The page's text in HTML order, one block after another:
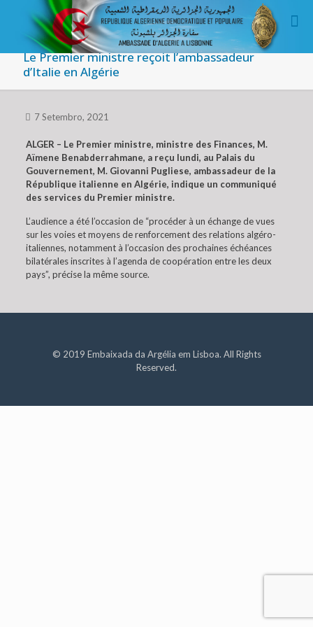
Le Premier ministre reçoit l’ambassadeur
d’Italie en Algérie
7 Setembro, 2021
ALGER – Le Premier ministre, ministre des Finances, M.
Aïmene Benabderrahmane, a reçu lundi, au Palais du
Gouvernement, M. Giovanni Pugliese, ambassadeur de la
République italienne en Algérie, indique un communiqué
des services du Premier ministre.
L’audience a été l’occasion de “procéder à un échange de vues
sur les voies et moyens de renforcement des relations algéro-
italiennes, notamment à l’occasion des prochaines échéances
bilatérales inscrites à l’agenda de coopération entre les deux
pays”, précise la même source.
© 2019 Embaixada da Argélia em Lisboa. All Rights
Reserved.